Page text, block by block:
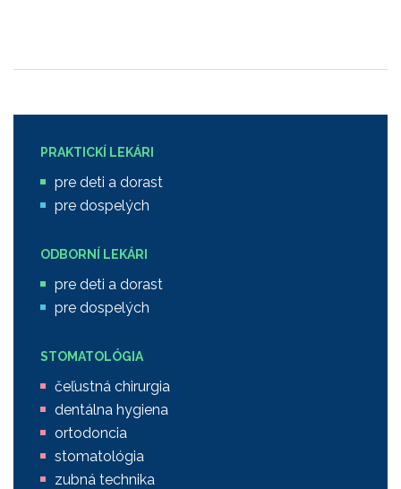
PRAKTICKÍ LEKÁRI
pre deti a dorast
pre dospelých
ODBORNÍ LEKÁRI
pre deti a dorast
pre dospelých
STOMATOLÓGIA
čeľustná chirurgia
dentálna hygiena
ortodoncia
stomatológia
zubná technika